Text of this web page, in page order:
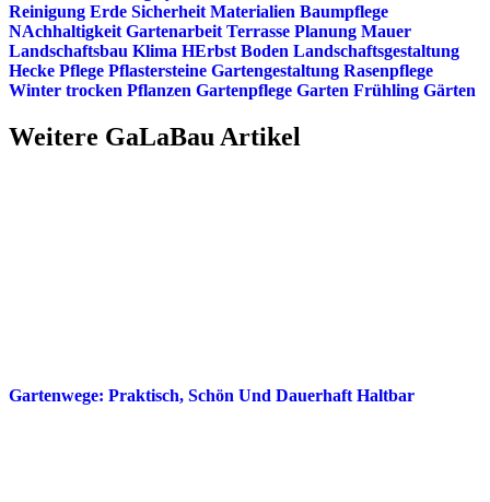
Reinigung Erde Sicherheit Materialien Baumpflege
NAchhaltigkeit Gartenarbeit Terrasse Planung Mauer
Landschaftsbau Klima HErbst Boden Landschaftsgestaltung
Hecke Pflege Pflastersteine Gartengestaltung Rasenpflege
Winter trocken Pflanzen Gartenpflege Garten Frühling Gärten
Weitere GaLaBau Artikel
Gartenwege: Praktisch, Schön Und Dauerhaft Haltbar